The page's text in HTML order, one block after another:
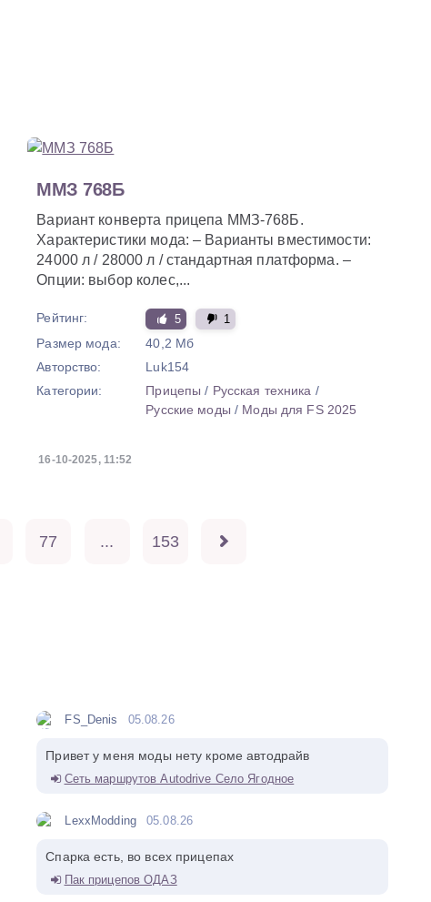
ММЗ 768Б
Вариант конверта прицепа ММЗ-768Б.
Характеристики мода: – Варианты вместимости:
24000 л / 28000 л / стандартная платформа. –
Опции: выбор колес,...
Рейтинг: 5 1
Размер мода:
40,2 Мб
Авторство:
Luk154
Категории:
Прицепы / Русская техника /
Русские моды / Моды для FS 2025
16-10-2025, 11:52
77 ... 153
FS_Denis 05.08.26
Привет у меня моды нету кроме автодрайв
Сеть маршрутов Autodrive Село Ягодное
LexxModding 05.08.26
Спарка есть, во всех прицепах
Пак прицепов ОДАЗ